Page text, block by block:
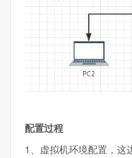
配置过程
1、虚拟机环境配置，这